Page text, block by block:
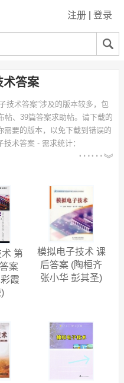
注册 登录
术答案
技术答案”涉及的版本较多，包
帖、39篇答案求助帖。请下载的
需要的版本，以免下载到错误的
技术答案 - 需求统计：
：电子信息工程、电气工程及其自
控技术与仪器、信息工程、机
、电气自动化、电子信息科学
案：北京理工大学珠海学院、湖
四川理工学院、西安科技大
华中科技大学、宝鸡文理学院
第
案
霞
模拟电子技术 课
后答案 (陶桓齐
张小华 彭其圣)